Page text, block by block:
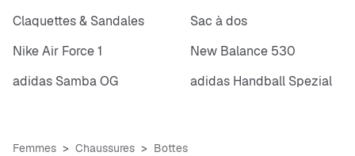
Claquettes & Sandales
Sac à dos
Nike Air Force 1
New Balance 530
adidas Samba OG
adidas Handball Spezial
Femmes Chaussures Bottes